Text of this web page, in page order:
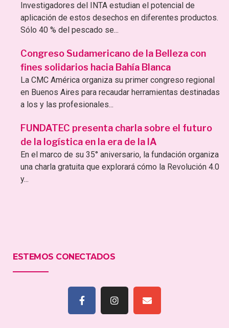
Investigadores del INTA estudian el potencial de
aplicación de estos desechos en diferentes productos.
Sólo 40 % del pescado se...
Congreso Sudamericano de la Belleza con
fines solidarios hacia Bahía Blanca
La CMC América organiza su primer congreso regional
en Buenos Aires para recaudar herramientas destinadas
a los y las profesionales...
FUNDATEC presenta charla sobre el futuro
de la logística en la era de la IA
En el marco de su 35° aniversario, la fundación organiza
una charla gratuita que explorará cómo la Revolución 4.0
y...
ESTEMOS CONECTADOS